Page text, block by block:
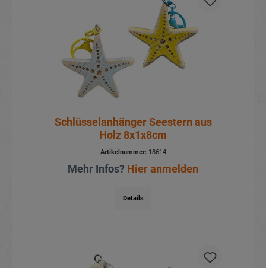
Schlüsselanhänger Seestern aus
Holz 8x1x8cm
Artikelnummer:18614
Mehr Infos? Hier anmelden
Details